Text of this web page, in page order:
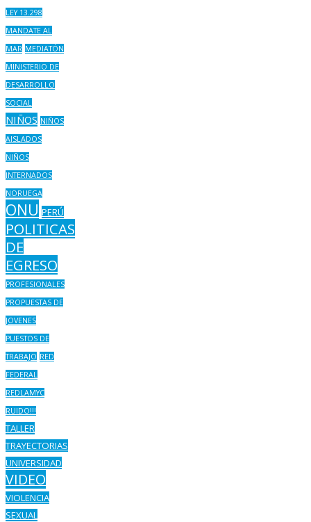
LEY 13.298
MANDATE AL
MAR MEDIATÓN
MINISTERIO DE
DESARROLLO
SOCIAL
NIÑOS NIÑOS
AISLADOS
NIÑOS
INTERNADOS
NORUEGA
ONU PERÚ
POLITICAS
DE
EGRESO
PROFESIONALES
PROPUESTAS DE
JOVENES
PUESTOS DE
TRABAJO RED
FEDERAL
REDLAMYC
RUIDO!!!
TALLER
TRAYECTORIAS
UNIVERSIDAD
VIDEO
VIOLENCIA
SEXUAL